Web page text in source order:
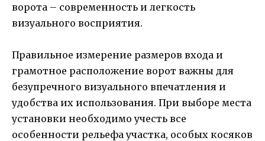
ворота – современность и легкость
визуального восприятия.
Правильное измерение размеров входа и
грамотное расположение ворот важны для
безупречного визуального впечатления и
удобства их использования. При выборе места
установки необходимо учесть все
особенности рельефа участка, особых косяков